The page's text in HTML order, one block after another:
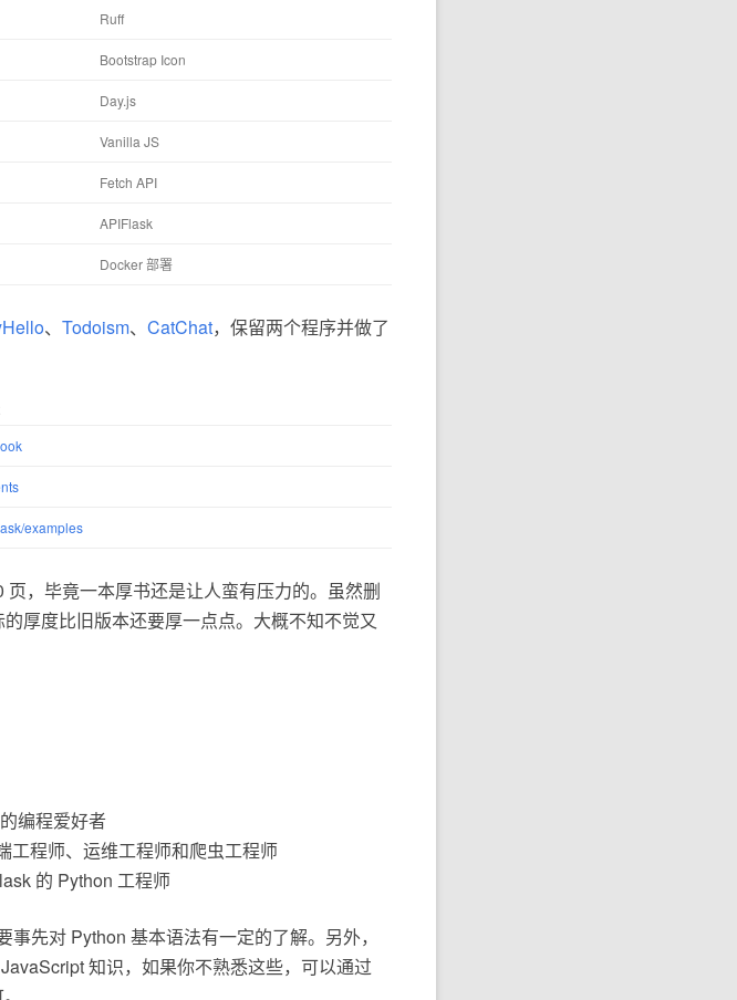
Ruff
Bootstrap Icon
Day.js
Vanilla JS
Fetch API
APIFlask
Docker 部署
、 Todoism、 CatChat，保留两个程序并做了
examples
，毕竟一本厚书还是让人蛮有压力的。虽然删
厚度比旧版本还要厚一点点。大概不知不觉又
编程爱好者
工程师、运维工程师和爬虫工程师
的 Python 工程师
先对 Python 基本语法有一定的了解。另外，
知识，如果你不熟悉这些，可以通过